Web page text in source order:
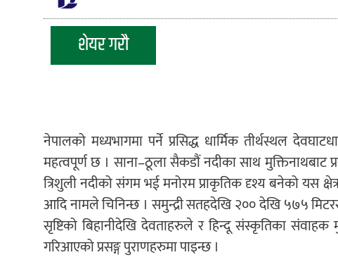
शेयर गरौ
नेपालको मध्यभागमा पर्ने प्रसिद्ध धार्मिक तीर्थस्थल
महत्वपूर्ण छ । साना–ठूला सैकडौं नदीका साथ मुक्तिनाथबाट
त्रिशुली नदीको संगम भई मनोरम प्राकृतिक दृश्य बनेको यस
आदि नामले चिनिन्छ । समुन्द्री सतहदेखि २०० देखि ५७५
सृष्टिको बिहानीदेखि देवताहरुले र हिन्दू संस्कृतिका
गरिआएको प्रसङ्ग पुराणहरुमा पाइन्छ ।